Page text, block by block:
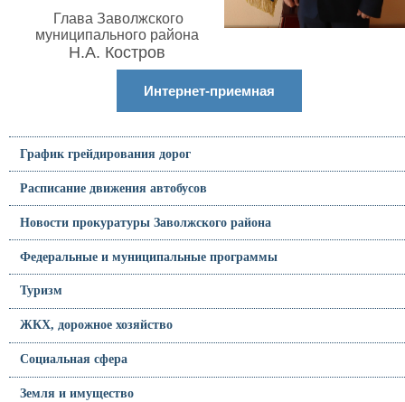
Глава Заволжского
муниципального района
Н.А. Костров
Интернет-приемная
График грейдирования дорог
Расписание движения автобусов
Новости прокуратуры Заволжского района
Федеральные и муниципальные программы
Туризм
ЖКХ, дорожное хозяйство
Социальная сфера
Земля и имущество